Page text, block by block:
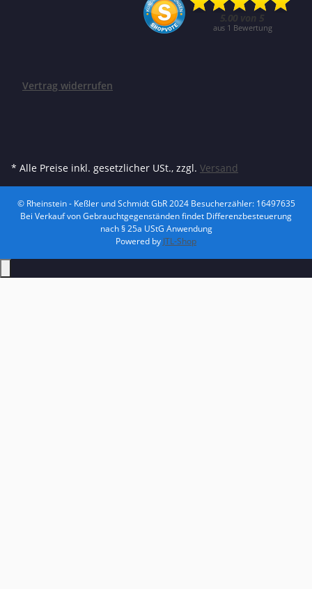
Vertrag widerrufen
* Alle Preise inkl. gesetzlicher USt., zzgl. Versand
© Rheinstein - Keßler und Schmidt GbR 2024Besucherzähler: 16497635
Bei Verkauf von Gebrauchtgegenständen findet Differenzbesteuerung
nach § 25a UStG Anwendung
Powered by JTL-Shop